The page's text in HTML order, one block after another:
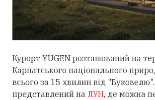
Курорт YUGEN розташований на
Карпатського національного
всього за 15 хвилин від
представлений на ЛУН, де можна